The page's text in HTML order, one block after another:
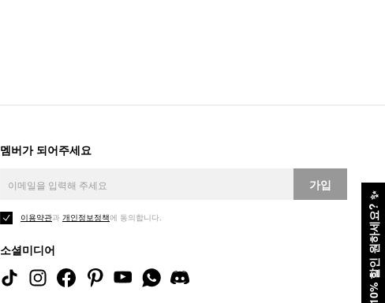
10% 할인 원하세요?
✨
멤버가 되어주세요
가입
이용약관과 개인정보정책에 동의합니다.
소셜미디어